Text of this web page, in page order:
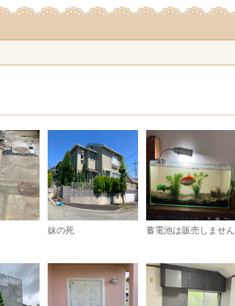
妹の死 蓄電池は販売しません